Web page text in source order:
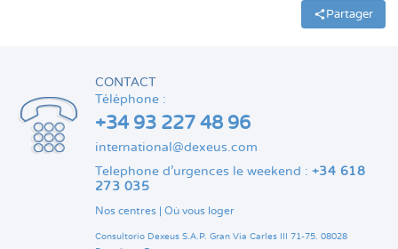
Partager
CONTACT
Téléphone :
+34 93 227 48 96
international@dexeus.com
Telephone d’urgences le weekend : +34 618
273 035
Nos centres | Où vous loger
Consultorio Dexeus S.A.P. Gran Via Carles III 71-75. 08028